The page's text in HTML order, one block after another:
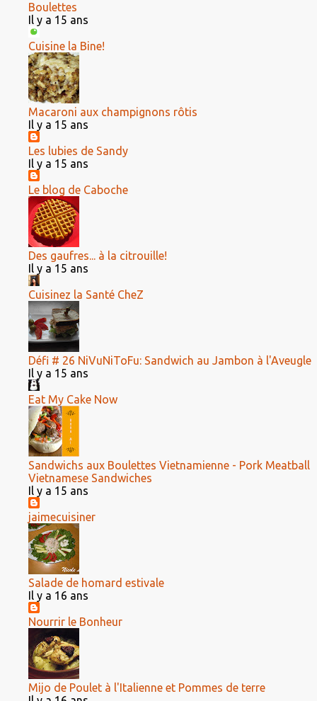
Boulettes
Il y a 15 ans
Cuisine la Bine!
Macaroni aux champignons rôtis
Il y a 15 ans
Les lubies de Sandy
Il y a 15 ans
Le blog de Caboche
Des gaufres... à la citrouille!
Il y a 15 ans
Cuisinez la Santé CheZ
Défi # 26 NiVuNiToFu: Sandwich au Jambon à l'Aveugle
Il y a 15 ans
Eat My Cake Now
Sandwichs aux Boulettes Vietnamienne - Pork Meatball
Vietnamese Sandwiches
Il y a 15 ans
jaimecuisiner
Salade de homard estivale
Il y a 16 ans
Nourrir le Bonheur
Mijo de Poulet à l'Italienne et Pommes de terre